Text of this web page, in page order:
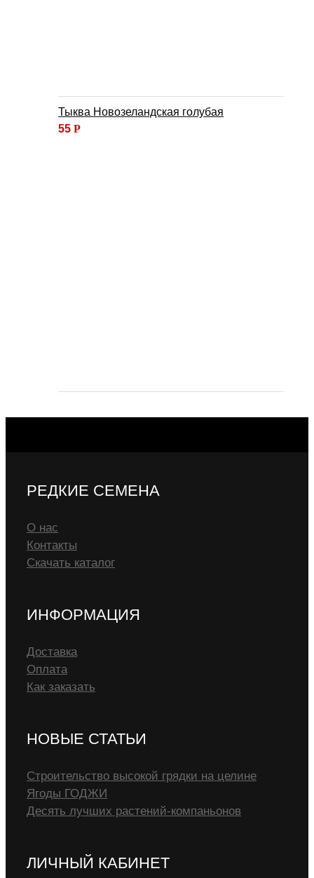
Тыква Новозеландская голубая
55 Р
РЕДКИЕ СЕМЕНА
О нас
Контакты
Скачать каталог
ИНФОРМАЦИЯ
Доставка
Оплата
Как заказать
НОВЫЕ СТАТЬИ
Строительство высокой грядки на целине
Ягоды ГОДЖИ
Десять лучших растений-компаньонов
ЛИЧНЫЙ КАБИНЕТ